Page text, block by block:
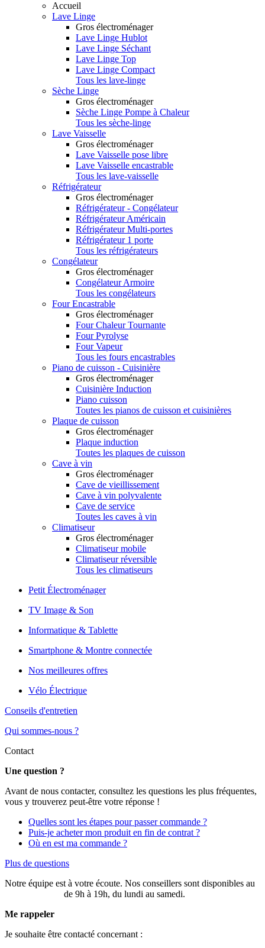
Accueil
Lave Linge
Gros électroménager
Lave Linge Hublot
Lave Linge Séchant
Lave Linge Top
Lave Linge Compact
Tous les lave-linge
Sèche Linge
Gros électroménager
Sèche Linge Pompe à Chaleur
Tous les sèche-linge
Lave Vaisselle
Gros électroménager
Lave Vaisselle pose libre
Lave Vaisselle encastrable
Tous les lave-vaisselle
Réfrigérateur
Gros électroménager
Réfrigérateur - Congélateur
Réfrigérateur Américain
Réfrigérateur Multi-portes
Réfrigérateur 1 porte
Tous les réfrigérateurs
Congélateur
Gros électroménager
Congélateur Armoire
Tous les congélateurs
Four Encastrable
Gros électroménager
Four Chaleur Tournante
Four Pyrolyse
Four Vapeur
Tous les fours encastrables
Piano de cuisson - Cuisinière
Gros électroménager
Cuisinière Induction
Piano cuisson
Toutes les pianos de cuisson et cuisinières
Plaque de cuisson
Gros électroménager
Plaque induction
Toutes les plaques de cuisson
Cave à vin
Gros électroménager
Cave de vieillissement
Cave à vin polyvalente
Cave de service
Toutes les caves à vin
Climatiseur
Gros électroménager
Climatiseur mobile
Climatiseur réversible
Tous les climatiseurs
Petit Électroménager
TV Image & Son
Informatique & Tablette
Smartphone & Montre connectée
Nos meilleures offres
Vélo Électrique
Conseils d'entretien
Qui sommes-nous ?
Contact
Une question ?
Avant de nous contacter, consultez les questions les plus fréquentes,
vous y trouverez peut-être votre réponse !
Quelles sont les étapes pour passer commande ?
Puis-je acheter mon produit en fin de contrat ?
Où en est ma commande ?
Plus de questions
Notre équipe est à votre écoute. Nos conseillers sont disponibles au
de 9h à 19h, du lundi au samedi.
Me rappeler
Je souhaite être contacté concernant :